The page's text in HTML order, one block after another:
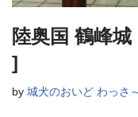
陸奥国 鶴峰
]
by 城犬のおいど わっさ～